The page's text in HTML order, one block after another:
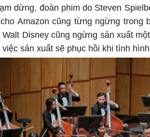
dừng, đoàn phim do Steven
Amazon cũng từng ngừng trong
Walt Disney cũng ngừng sản xuất
việc sản xuất sẽ phục hồi khi tình